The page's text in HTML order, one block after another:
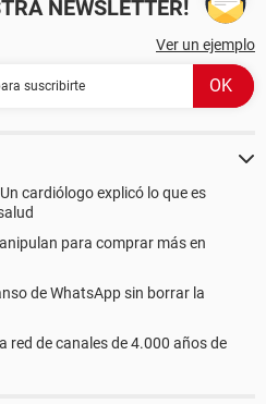
NEWSLETTER!
Ver un ejemplo
cardiólogo explicó lo que es
para comprar más en
de WhatsApp sin borrar la
red de canales de 4.000 años de